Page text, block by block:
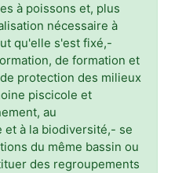
à poissons et, plus
nécessaire à
qu'elle s'est fixé,-
de formation et
protection des milieux
piscicole et
au
et à la biodiversité,- se
du même bassin ou
des regroupements